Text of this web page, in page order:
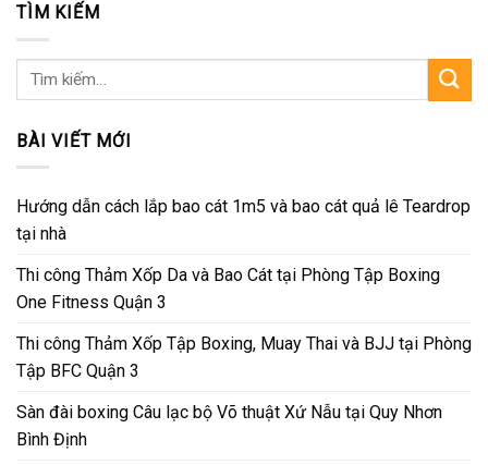
TÌM KIẾM
Tìm
kiếm:
BÀI VIẾT MỚI
Hướng dẫn cách lắp bao cát 1m5 và bao cát quả lê Teardrop
tại nhà
Thi công Thảm Xốp Da và Bao Cát tại Phòng Tập Boxing
One Fitness Quận 3
Thi công Thảm Xốp Tập Boxing, Muay Thai và BJJ tại Phòng
Tập BFC Quận 3
Sàn đài boxing Câu lạc bộ Võ thuật Xứ Nẫu tại Quy Nhơn
Bình Định